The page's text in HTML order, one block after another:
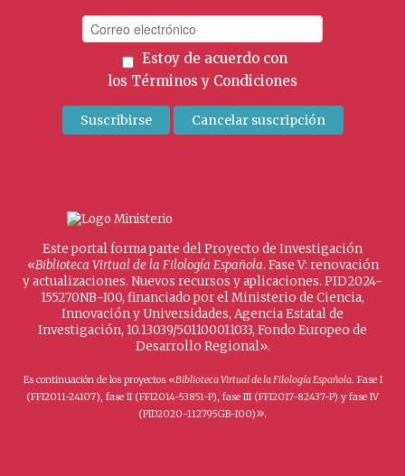
Estoy de acuerdo con
los Términos y Condiciones
Este portal forma parte del Proyecto de Investigación
«Biblioteca Virtual de la Filología Española. Fase V: renovación
y actualizaciones. Nuevos recursos y aplicaciones. PID2024-
155270NB-I00, financiado por el Ministerio de Ciencia,
Innovación y Universidades, Agencia Estatal de
Investigación, 10.13039/501100011033, Fondo Europeo de
Desarrollo Regional».
Es continuación de los proyectos «Biblioteca Virtual de la Filología Española. Fase I
(FFI2011-24107), fase II (FFI2014-53851-P), fase III (FFI2017-82437-P) y fase IV
(PID2020-112795GB-I00)».